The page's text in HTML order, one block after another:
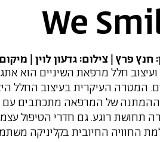
We
חנץ פרץ | צילום: גדעון לוין |
ועיצוב חלל מרפאת השיניים הוא
המטרה העיקרית בעיצוב החלל
של המרפאה מתכתבים עם
תחושת רוגע. גם חדרי הטיפול
החוויה החיובית בקליניקה